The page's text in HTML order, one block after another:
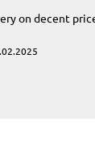
on decent